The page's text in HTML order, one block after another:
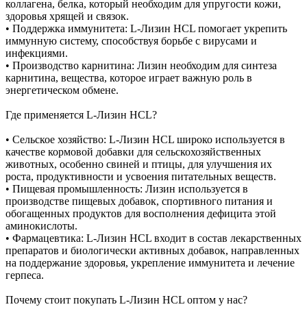
коллагена, белка, который необходим для упругости кожи,
здоровья хрящей и связок.
• Поддержка иммунитета: L-Лизин HCL помогает укрепить
иммунную систему, способствуя борьбе с вирусами и
инфекциями.
• Производство карнитина: Лизин необходим для синтеза
карнитина, вещества, которое играет важную роль в
энергетическом обмене.
Где применяется L-Лизин HCL?
• Сельское хозяйство: L-Лизин HCL широко используется в
качестве кормовой добавки для сельскохозяйственных
животных, особенно свиней и птицы, для улучшения их
роста, продуктивности и усвоения питательных веществ.
• Пищевая промышленность: Лизин используется в
производстве пищевых добавок, спортивного питания и
обогащенных продуктов для восполнения дефицита этой
аминокислоты.
• Фармацевтика: L-Лизин HCL входит в состав лекарственных
препаратов и биологически активных добавок, направленных
на поддержание здоровья, укрепление иммунитета и лечение
герпеса.
Почему стоит покупать L-Лизин HCL оптом у нас?